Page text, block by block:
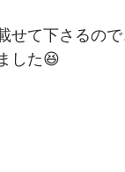
せて下さるの
した😆